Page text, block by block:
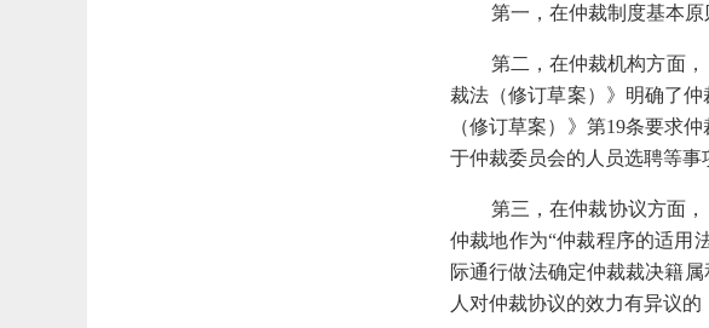
第一，在仲裁制度基本
第二，在仲裁机构方面
裁法（修订草案）》明确了
（修订草案）》第19条要求
于仲裁委员会的人员选聘等事
第三，在仲裁协议方面
仲裁地作为“仲裁程序的适用
际通行做法确定仲裁裁决籍
人对仲裁协议的效力有异议